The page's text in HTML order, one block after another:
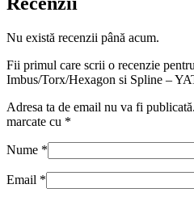
Nu există recenzii până acum.
Fii primul care scrii o recenzie
Imbus/Torx/Hexagon si Spline –
Adresa ta de email nu va fi publicată.
marcate cu *
Nume *
Email *